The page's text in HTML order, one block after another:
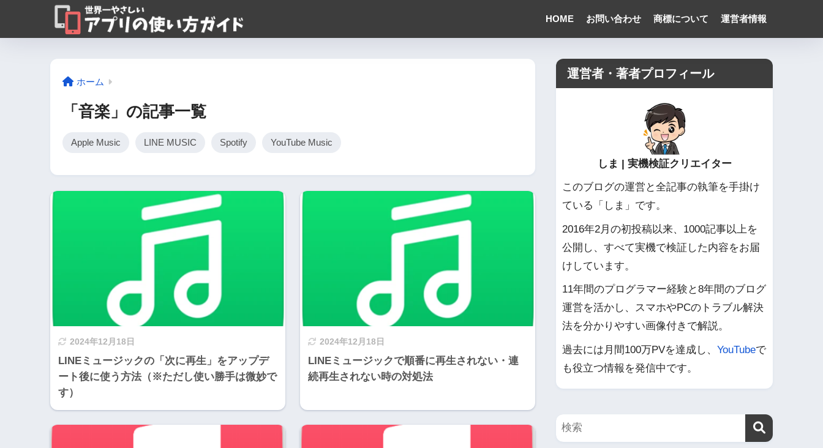
HOME お問い合わせ 商標について 運営者情報
ホーム
「音楽」の記事一覧
Apple Music LINE MUSIC Spotify YouTube Music
2024年12月18日
LINEミュージックの「次に再生」をアップデ
ート後に使う方法（※ただし使い勝手は微妙で
す）
2024年12月18日
LINEミュージックで順番に再生されない・連
続再生されない時の対処法
運営者・著者プロフィール
しま | 実機検証クリエイター
このブログの運営と全記事の執筆を手掛け
ている「しま」です。
2016年2月の初投稿以来、1000記事以上を
公開し、すべて実機で検証した内容をお届
けしています。
11年間のプログラマー経験と8年間のブログ
運営を活かし、スマホやPCのトラブル解決
法を分かりやすい画像付きで解説。
過去には月間100万PVを達成し、 YouTubeで
も役立つ情報を発信中です。